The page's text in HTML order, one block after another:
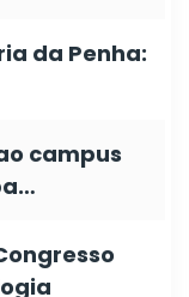
da Penha:
campus